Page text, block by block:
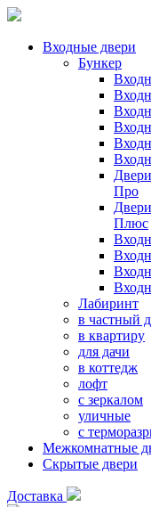
Входные двери
Бункер
Про
Плюс
Лабиринт
в частный
в квартиру
для дачи
в коттедж
лофт
с зеркалом
уличные
с
Межкомнатные
Скрытые двери
Доставка